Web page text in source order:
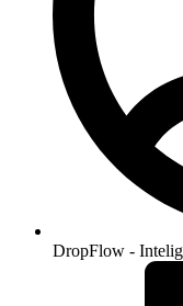
DropFlow -